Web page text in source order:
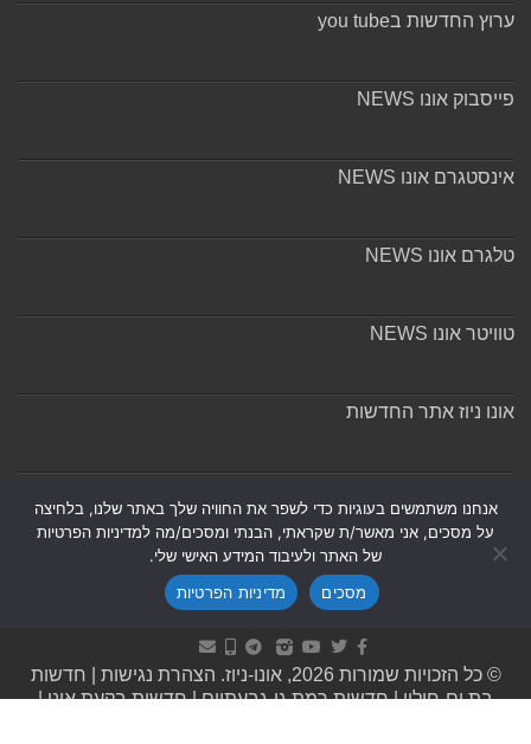
ערוץ החדשות בyou tube
פייסבוק אונו NEWS
אינסטגרם אונו NEWS
טלגרם אונו NEWS
טוויטר אונו NEWS
אונו ניוז אתר החדשות
© כל הזכויות שמורות 2026, אונו-ניוז. הצהרת נגישות
חדשות
בת ים-חולון|חדשות רמת גן-גבעתיים|חדשות בקעת אונו|
אנחנו משתמשים בעוגיות כדי לשפר את החוויה שלך באתר שלנו, בלחיצה
על מסכים, אני מאשר/ת שקראתי, הבנתי ומסכים/מה למדיניות הפרטיות
של האתר ולעיבוד המידע האישי שלי.
מסכים
מדיניות הפרטיות